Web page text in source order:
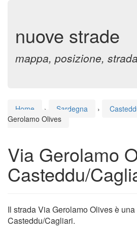
nuove strade
mappa, posizione,
Home › Sardegna ›
Gerolamo Olives
Via Gerolamo
Casteddu/
Il strada Via Gerolamo Olives è
Casteddu/Cagliari.